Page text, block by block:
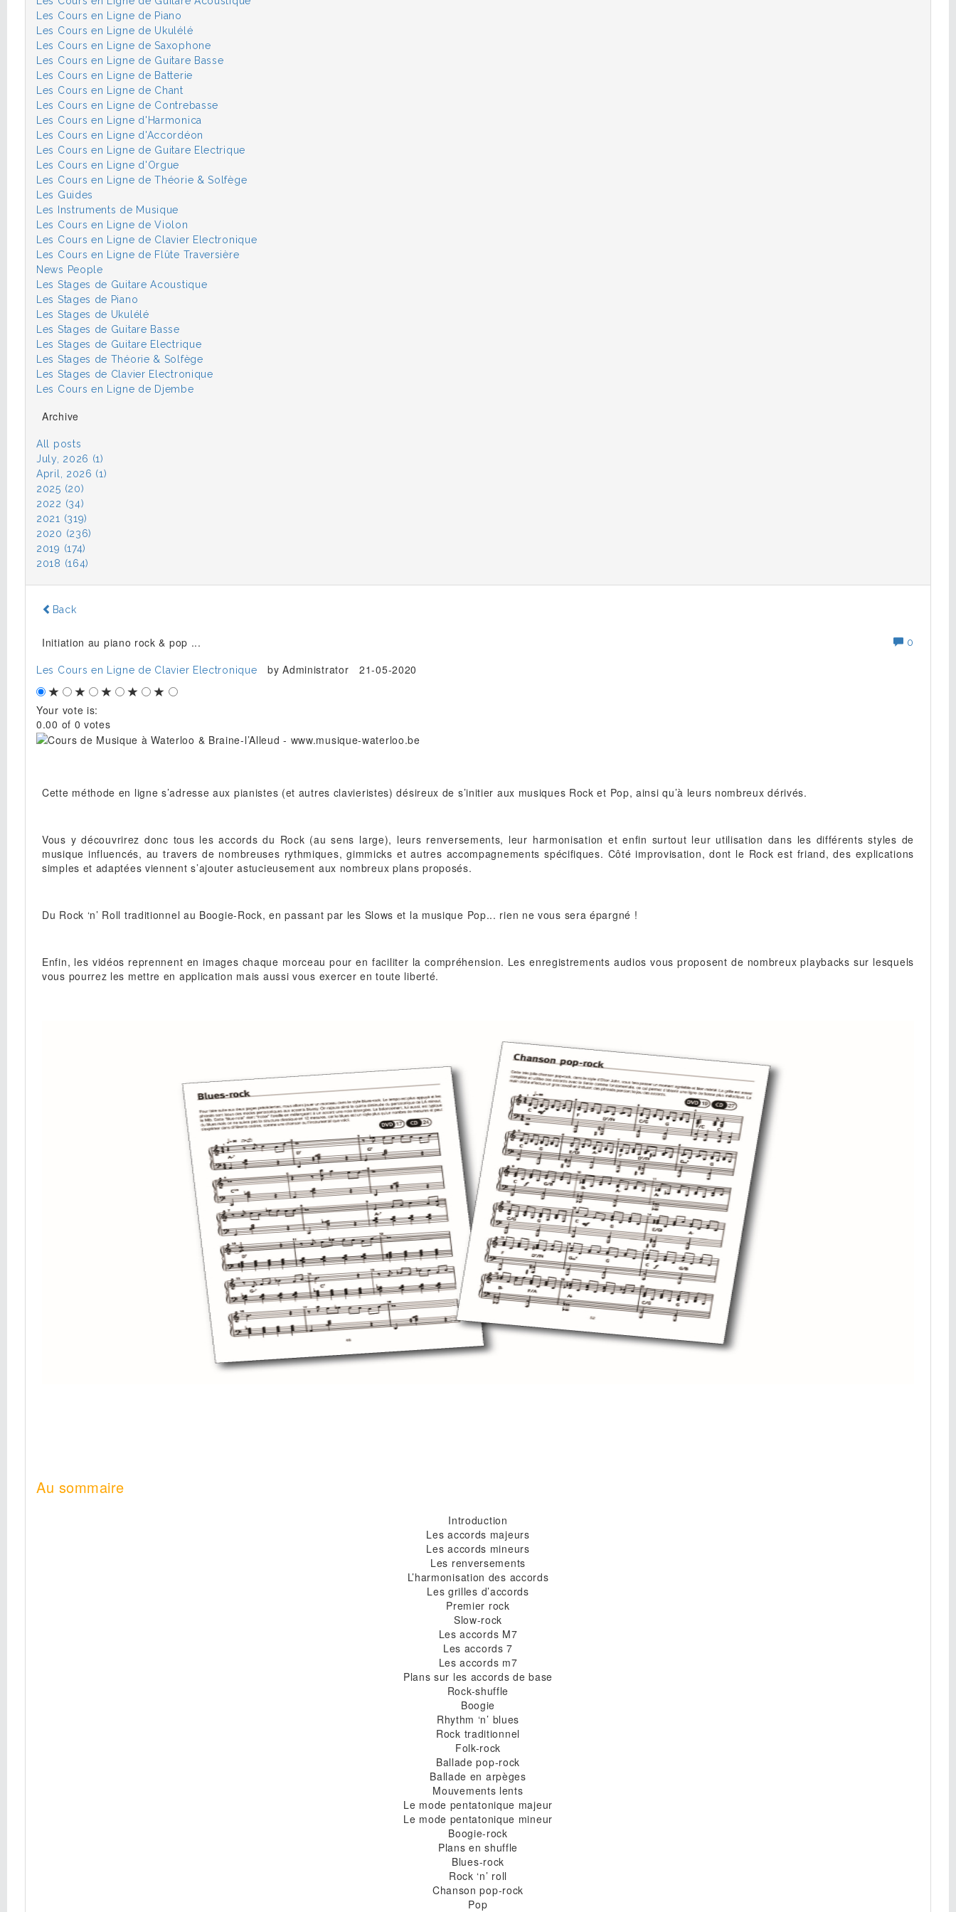
Les Cours en Ligne de Piano
Les Cours en Ligne de Ukulélé
Les Cours en Ligne de Saxophone
Les Cours en Ligne de Guitare Basse
Les Cours en Ligne de Batterie
Les Cours en Ligne de Chant
Les Cours en Ligne de Contrebasse
Les Cours en Ligne d'Harmonica
Les Cours en Ligne d'Accordéon
Les Cours en Ligne de Guitare Electrique
Les Cours en Ligne d'Orgue
Les Cours en Ligne de Théorie & Solfège
Les Guides
Les Instruments de Musique
Les Cours en Ligne de Violon
Les Cours en Ligne de Clavier Electronique
Les Cours en Ligne de Flûte Traversière
News People
Les Stages de Guitare Acoustique
Les Stages de Piano
Les Stages de Ukulélé
Les Stages de Guitare Basse
Les Stages de Guitare Electrique
Les Stages de Théorie & Solfège
Les Stages de Clavier Electronique
Les Cours en Ligne de Djembe
Archive
All posts
July, 2026 (1)
April, 2026 (1)
2025 (20)
2022 (34)
2021 (319)
2020 (236)
2019 (174)
2018 (164)
Back
0
Initiation au piano rock & pop ...
Les Cours en Ligne de Clavier Electronique byAdministrator 21-05-2020
Your vote is:
0.00 of 0 votes
Cette méthode en ligne s’adresse aux pianistes (et autres clavieristes) désireux de s’initier aux musiques Rock et Pop, ainsi qu’à leurs nombreux dérivés.
Vous y découvrirez donc tous les accords du Rock (au sens large), leurs renversements, leur harmonisation et enfin surtout leur utilisation dans les différents styles de
musique influencés, au travers de nombreuses rythmiques, gimmicks et autres accompagnements spécifiques. Côté improvisation, dont le Rock est friand, des explications
simples et adaptées viennent s’ajouter astucieusement aux nombreux plans proposés.
Du Rock ‘n’ Roll traditionnel au Boogie-Rock, en passant par les Slows et la musique Pop... rien ne vous sera épargné !
Enfin, les vidéos reprennent en images chaque morceau pour en faciliter la compréhension. Les enregistrements audios vous proposent de nombreux playbacks sur lesquels
vous pourrez les mettre en application mais aussi vous exercer en toute liberté.
Au sommaire
Introduction
Les accords majeurs
Les accords mineurs
Les renversements
L’harmonisation des accords
Les grilles d’accords
Premier rock
Slow-rock
Les accords M7
Les accords 7
Les accords m7
Plans sur les accords de base
Rock-shuffle
Boogie
Rhythm ‘n’ blues
Rock traditionnel
Folk-rock
Ballade pop-rock
Ballade en arpèges
Mouvements lents
Le mode pentatonique majeur
Le mode pentatonique mineur
Boogie-rock
Plans en shuffle
Blues-rock
Rock ‘n’ roll
Chanson pop-rock
Pop